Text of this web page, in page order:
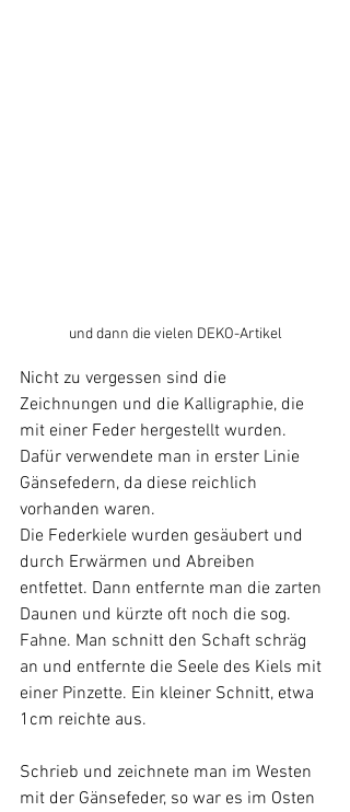
und dann die vielen DEKO-Artikel
Nicht zu vergessen sind die
Zeichnungen und die Kalligraphie, die
mit einer Feder hergestellt wurden.
Dafür verwendete man in erster Linie
Gänsefedern, da diese reichlich
vorhanden waren.
Die Federkiele wurden gesäubert und
durch Erwärmen und Abreiben
entfettet. Dann entfernte man die zarten
Daunen und kürzte oft noch die sog.
Fahne. Man schnitt den Schaft schräg
an und entfernte die Seele des Kiels mit
einer Pinzette. Ein kleiner Schnitt, etwa
1cm reichte aus.
Schrieb und zeichnete man im Westen
mit der Gänsefeder, so war es im Osten